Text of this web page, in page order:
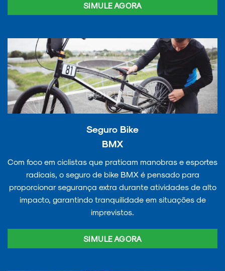
SIMULE AGORA
Seguro Bike
BMX
Com foco em ciclistas que praticam manobras e esportes
radicais, o seguro de bike BMX é pensado para
proporcionar segurança extra durante atividades de alto
impacto, garantindo tranquilidade em situações de
imprevistos.
SIMULE AGORA